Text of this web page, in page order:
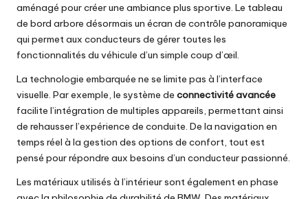
aménagé pour créer une ambiance plus sportive. Le tableau
de bord arbore désormais un écran de contrôle panoramique
qui permet aux conducteurs de gérer toutes les
fonctionnalités du véhicule d’un simple coup d’œil.
La technologie embarquée ne se limite pas à l’interface
visuelle. Par exemple, le système de connectivité avancée
facilite l’intégration de multiples appareils, permettant ainsi
de rehausser l’expérience de conduite. De la navigation en
temps réel à la gestion des options de confort, tout est
pensé pour répondre aux besoins d’un conducteur passionné.
Les matériaux utilisés à l’intérieur sont également en phase